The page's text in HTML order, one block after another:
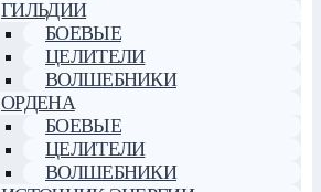
ГИЛЬДИИ
БОЕВЫЕ
ЦЕЛИТЕЛИ
ВОЛШЕБНИКИ
ОРДЕНА
БОЕВЫЕ
ЦЕЛИТЕЛИ
ВОЛШЕБНИКИ